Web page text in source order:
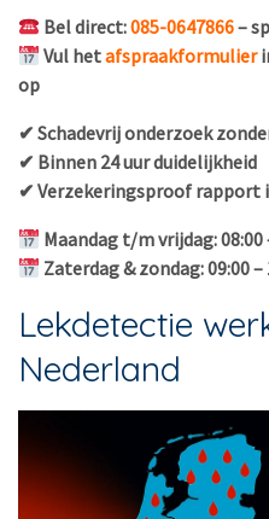
Bel direct:085-0647866–
Vul hetafspraakformulier
op
✔ Schadevrij onderzoek
✔ Binnen 24 uur duidelijkheid
✔ Verzekeringsproof rapport
Maandag t/m vrijdag: 08:00
Zaterdag & zondag: 09:00 –
Lekdetectie
Nederland